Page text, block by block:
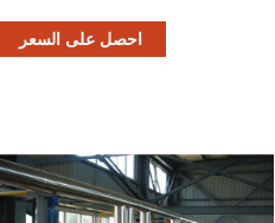
الصعبة.
احصل على السعر